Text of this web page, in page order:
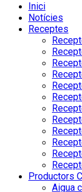
Inici
Notícies
Receptes
Productors
Aigua